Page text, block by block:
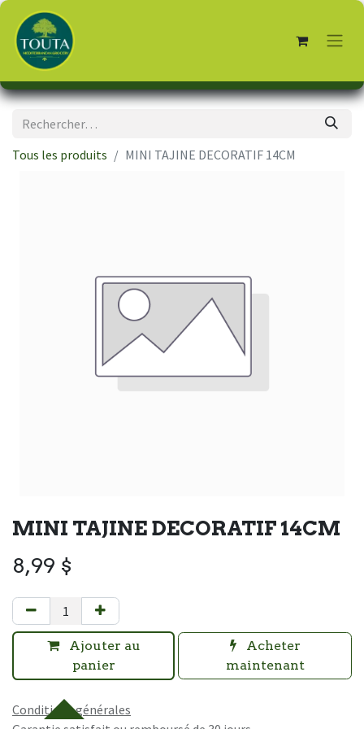
Tous les produits MINI TAJINE DECORATIF 14CM
MINI TAJINE DECORATIF 14CM
8,99 $
Ajouter au
panier
Acheter
maintenant
Conditions générales